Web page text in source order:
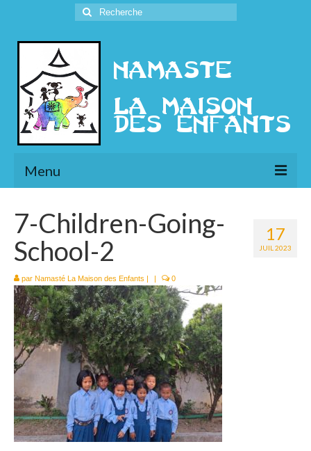
Rechercher
:
Menu
Présentation
l’Ethique
Historique
Le Népal
Documents
Parrainages
Missions 2023
Actualités
17
JUIL 2023
7-Children-Going-
School-2
par Namasté La Maison des Enfants | | 0